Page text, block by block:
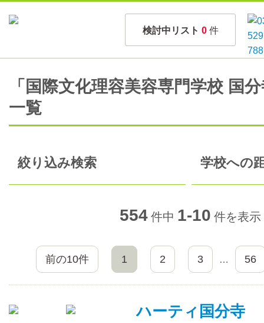
検討中リスト 0 件
「国際文化理容美容専門学校 国
一覧
絞り込み検索 学校への
554 件中 1-10 件を表示
前の10件 1 2 3 … 56
ハーティ国分寺